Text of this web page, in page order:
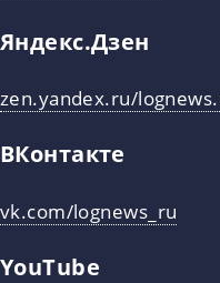
Яндекс.Дзен
zen.yandex.ru/
ВКонтакте
vk.com/lognews_ru
YouTube